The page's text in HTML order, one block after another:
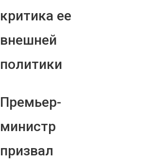
критика ее
внешней
политики
Премьер-
министр
призвал